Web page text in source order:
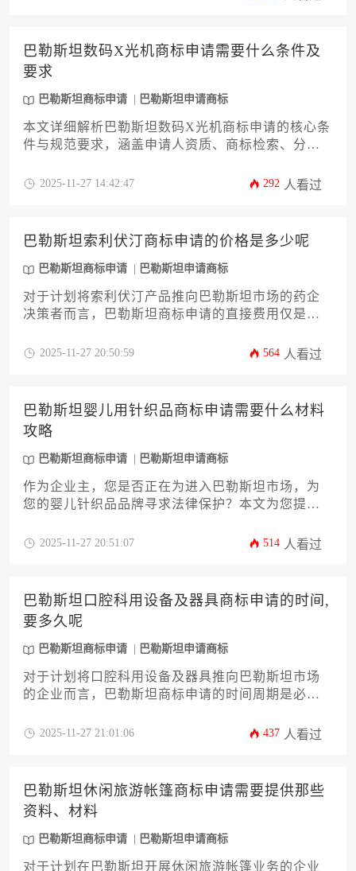
议，助力企业高效完成知识产权布局。
巴勒斯坦数码X光机商标申请需要什么条件及
要求
巴勒斯坦商标申请 巴勒斯坦申请商标
本文详细解析巴勒斯坦数码X光机商标申请的核心条
件与规范要求，涵盖申请人资质、商标检索、分类
特殊监管要求，提供从申请到维护的全流程实操指
2025-11-27 14:42:47 292 人看过
巴勒斯坦索利伏汀商标申请的价格是多少呢
巴勒斯坦商标申请 巴勒斯坦申请商标
对于计划将索利伏汀产品推向巴勒斯坦市场的药企
决策者而言，巴勒斯坦商标申请的直接费用仅是整
程成本构成，涵盖官费、代理服务费、类别选择策
律保护布局。
2025-11-27 20:50:59 564 人看过
巴勒斯坦婴儿用针织品商标申请需要什么材料
攻略
巴勒斯坦商标申请 巴勒斯坦申请商标
作为企业主，您是否正在为进入巴勒斯坦市场，为
您的婴儿针织品品牌寻求法律保护？本文为您提供
析从商标查询、材料准备、分类选择到官方流程的
见风险，高效完成，为品牌国际化奠定坚实基础。
2025-11-27 20:51:07 514 人看过
巴勒斯坦口腔科用设备及器具商标申请的时间,
要多久呢
巴勒斯坦商标申请 巴勒斯坦申请商标
对于计划将口腔科用设备及器具推向巴勒斯坦市场
的企业而言，巴勒斯坦商标申请的时间周期是必须
交到核准的全流程，详细解读影响审批速度的关键
局。
2025-11-27 21:01:06 437 人看过
巴勒斯坦休闲旅游帐篷商标申请需要提供那些
资料、材料
巴勒斯坦商标申请 巴勒斯坦申请商标
对于计划在巴勒斯坦开展休闲旅游帐篷业务的企业